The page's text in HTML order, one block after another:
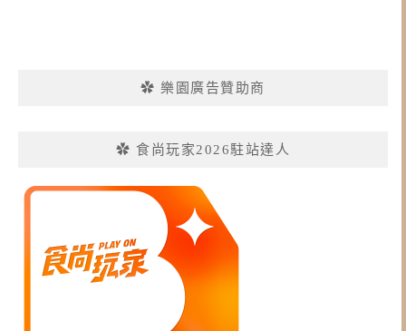
✿ 樂園廣告贊助商
✿ 食尚玩家2026駐站達人